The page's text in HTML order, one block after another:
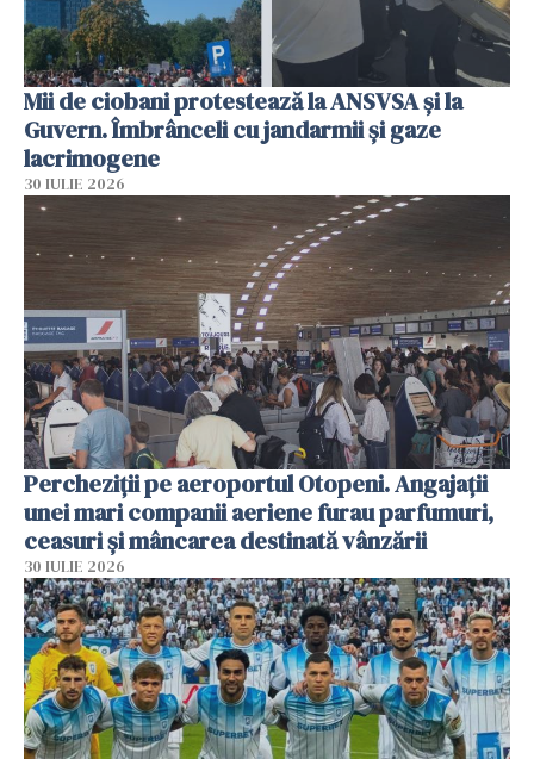
Mii de ciobani protestează la ANSVSA și la
Guvern. Îmbrânceli cu jandarmii și gaze
lacrimogene
30 IULIE 2026
Percheziții pe aeroportul Otopeni. Angajații
unei mari companii aeriene furau parfumuri,
ceasuri și mâncarea destinată vânzării
30 IULIE 2026